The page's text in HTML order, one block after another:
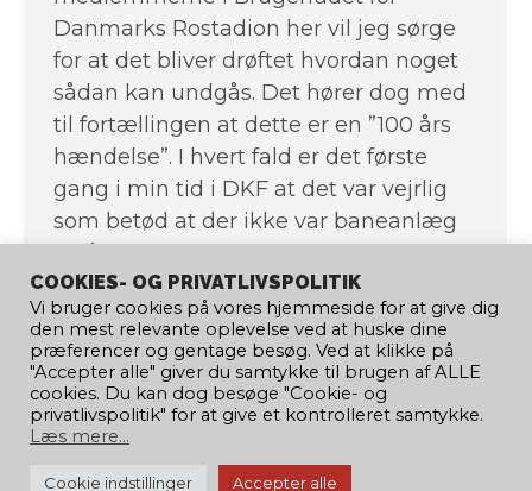
Danmarks Rostadion her vil jeg sørge
for at det bliver drøftet hvordan noget
sådan kan undgås. Det hører dog med
til fortællingen at dette er en ”100 års
hændelse”. I hvert fald er det første
gang i min tid i DKF at det var vejrlig
som betød at der ikke var baneanlæg
weekend Christian, direktør
← 1 … 20 21 22 23 24
…
COOKIES- OG PRIVATLIVSPOLITIK
Vi bruger cookies på vores hjemmeside for at give dig
den mest relevante oplevelse ved at huske dine
præferencer og gentage besøg. Ved at klikke på
"Accepter alle" giver du samtykke til brugen af ​​ALLE
cookies. Du kan dog besøge "Cookie- og
privatlivspolitik" for at give et kontrolleret samtykke.
Læs mere...
Cookie indstillinger Accepter alle